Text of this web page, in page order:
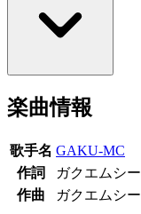
楽曲情報
歌手名 GAKU-MC
作詞
ガクエムシー
作曲
ガクエムシー